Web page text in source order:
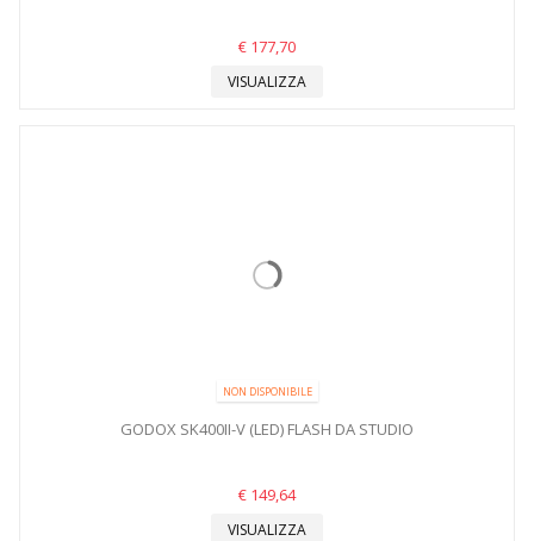
€ 177,70
VISUALIZZA
NON DISPONIBILE
GODOX SK400II-V (LED) FLASH DA STUDIO
€ 149,64
VISUALIZZA